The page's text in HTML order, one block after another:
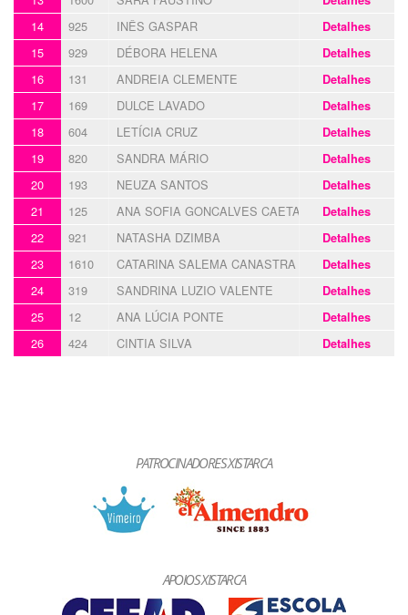
14 925 INÊS GASPAR Detalhes
15 929 DÉBORA HELENA Detalhes
16 131 ANDREIA CLEMENTE Detalhes
17 169 DULCE LAVADO Detalhes
18 604 LETÍCIA CRUZ Detalhes
19 820 SANDRA MÁRIO Detalhes
20 193 NEUZA SANTOS Detalhes
21 125 ANA SOFIA GONCALVES CAETANO Detalhes
22 921 NATASHA DZIMBA Detalhes
23 1610 CATARINA SALEMA CANASTRA Detalhes
24 319 SANDRINA LUZIO VALENTE Detalhes
25 12 ANA LÚCIA PONTE Detalhes
26 424 CINTIA SILVA Detalhes
PATROCINADORES XISTARCA
APOIOS XISTARCA